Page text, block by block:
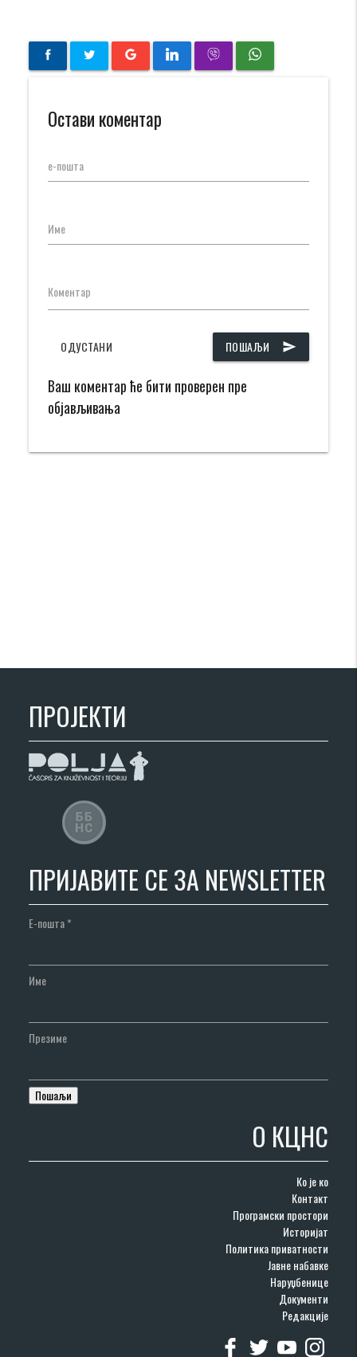
Остави коментар
е-пошта
Име
Коментар
ПОШАЉИ send
ОДУСТАНИ
Ваш коментар ће бити проверен пре
објављивања
ПРОЈЕКТИ
ПРИЈАВИТЕ СЕ ЗА NEWSLETTER
Е-пошта*
Име
Презиме
О КЦНС
Ко је ко
Контакт
Програмски простори
Историјат
Политика приватности
Јавне набавке
Наруџбенице
Документи
Редакције